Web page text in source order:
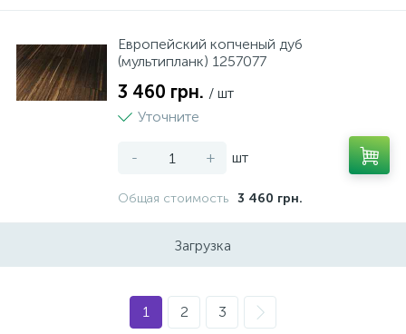
Европейский копченый дуб
(мультипланк) 1257077
3 460 грн. / шт
Уточните
- + шт
Общая стоимость 3 460 грн.
Загрузка
1 2 3